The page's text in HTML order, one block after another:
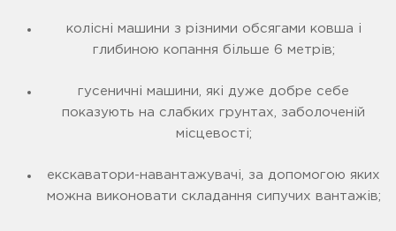
колісні машини з різними обсягами ковша і
глибиною копання більше 6 метрів;
гусеничні машини, які дуже добре себе
показують на слабких грунтах, заболоченій
місцевості;
екскаватори-навантажувачі, за допомогою яких
можна виконовати складання сипучих вантажів;